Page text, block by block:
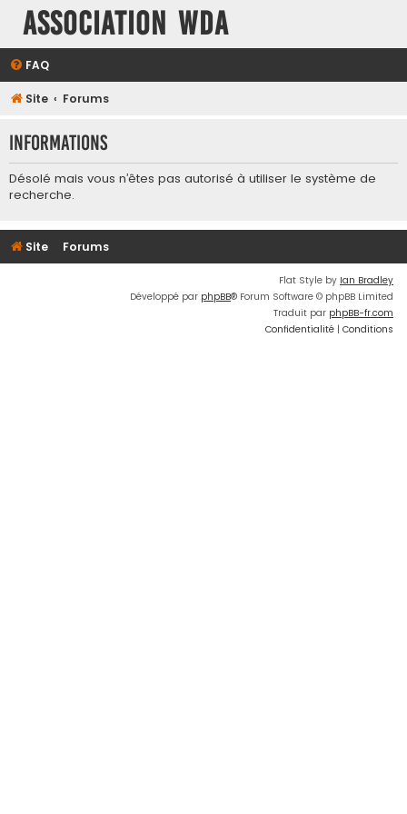
Association WDA
FAQ
Site Forums
Informations
Désolé mais vous n’êtes pas autorisé à utiliser le système de
recherche.
Site Forums
Flat Style by Ian Bradley
Développé par phpBB® Forum Software © phpBB Limited
Traduit par phpBB-fr.com
Confidentialité | Conditions